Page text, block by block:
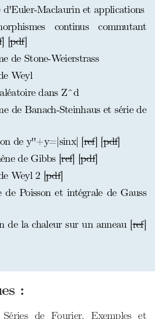
d'Euler-Maclaurin et applications
continus commutant
] [pdf]
de Stone-Weierstrass
Weyl
dans Z^d
de Banach-Steinhaus et série de
de y''+y=|sinx| [ref] [pdf]
de Gibbs [ref] [pdf]
Weyl 2 [pdf]
de Poisson et intégrale de Gauss
de la chaleur sur un anneau [ref]
:
de Fourier. Exemples et